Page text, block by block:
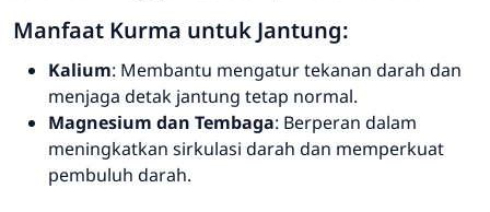
Manfaat Kurma untuk Jantung:
Kalium: Membantu mengatur tekanan darah dan
menjaga detak jantung tetap normal.
Magnesium dan Tembaga: Berperan dalam
meningkatkan sirkulasi darah dan memperkuat
pembuluh darah.